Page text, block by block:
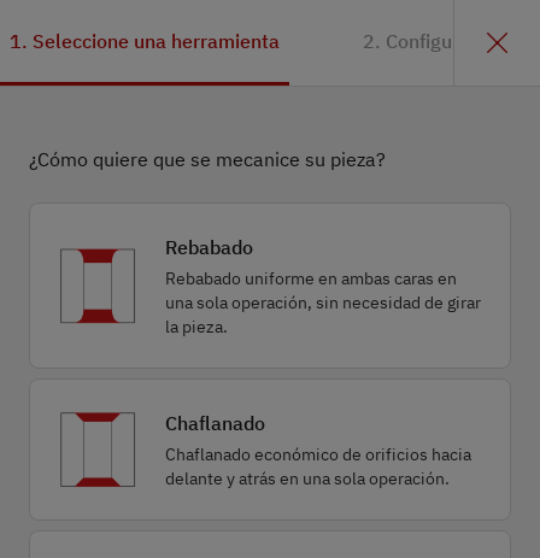
1. Seleccione una herramienta 2. Configuración
¿Cómo quiere que se mecanice su pieza?
Rebabado
Rebabado uniforme en ambas caras en
una sola operación, sin necesidad de girar
la pieza.
Chaflanado
Chaflanado económico de orificios hacia
delante y atrás en una sola operación.